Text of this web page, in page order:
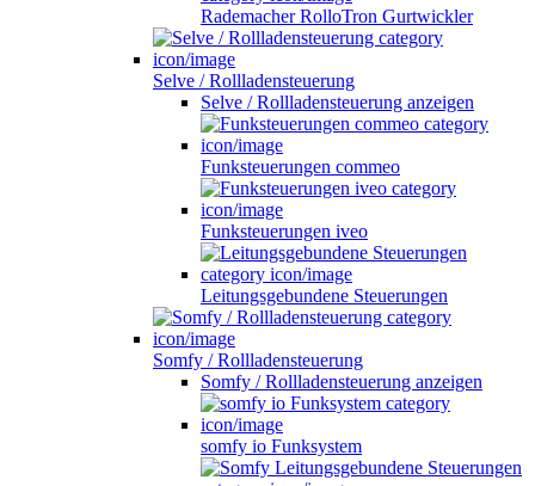
Rademacher RolloTron Gurtwickler
Selve / Rollladensteuerung
Selve / Rollladensteuerung anzeigen
Funksteuerungen commeo
Funksteuerungen iveo
Leitungsgebundene Steuerungen
Somfy / Rollladensteuerung
Somfy / Rollladensteuerung anzeigen
somfy io Funksystem